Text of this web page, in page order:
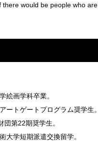
there would be people who
絵画学科卒業。
ートゲートプログラム奨学生。
団第22期奨学生。
大学短期派遣交換留学。